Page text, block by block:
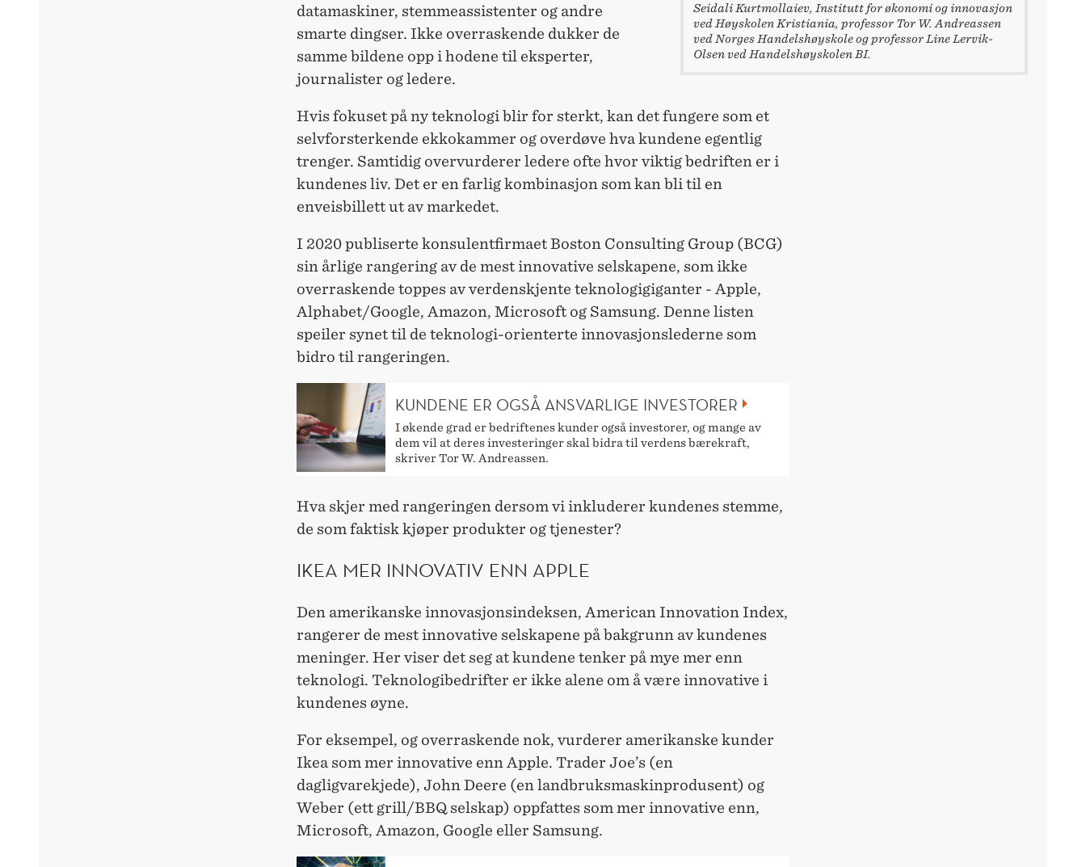
Seidali Kurtmollaiev, Institutt for økonomi og innovasjon
ved Høyskolen Kristiania, professor Tor W. Andreassen
ved Norges Handelshøyskole og professor Line Lervik-
Olsen ved Handelshøyskolen BI.
datamaskiner, stemmeassistenter og andre
smarte dingser. Ikke overraskende dukker de
samme bildene opp i hodene til eksperter,
journalister og ledere.
Hvis fokuset på ny teknologi blir for sterkt, kan det fungere som et
selvforsterkende ekkokammer og overdøve hva kundene egentlig
trenger. Samtidig overvurderer ledere ofte hvor viktig bedriften er i
kundenes liv. Det er en farlig kombinasjon som kan bli til en
enveisbillett ut av markedet.
I 2020 publiserte konsulentfirmaet Boston Consulting Group (BCG)
sin årlige rangering av de mest innovative selskapene, som ikke
overraskende toppes av verdenskjente teknologigiganter - Apple,
Alphabet/Google, Amazon, Microsoft og Samsung. Denne listen
speiler synet til de teknologi-orienterte innovasjonslederne som
bidro til rangeringen.
KUNDENE ER OGSÅ ANSVARLIGE INVESTORER
I økende grad er bedriftenes kunder også investorer, og mange av
dem vil at deres investeringer skal bidra til verdens bærekraft,
skriver Tor W. Andreassen.
Hva skjer med rangeringen dersom vi inkluderer kundenes stemme,
de som faktisk kjøper produkter og tjenester?
IKEA MER INNOVATIV ENN APPLE
Den amerikanske innovasjonsindeksen, American Innovation Index,
rangerer de mest innovative selskapene på bakgrunn av kundenes
meninger. Her viser det seg at kundene tenker på mye mer enn
teknologi. Teknologibedrifter er ikke alene om å være innovative i
kundenes øyne.
For eksempel, og overraskende nok, vurderer amerikanske kunder
Ikea som mer innovative enn Apple. Trader Joe’s (en
dagligvarekjede), John Deere (en landbruksmaskinprodusent) og
Weber (ett grill/BBQ selskap) oppfattes som mer innovative enn,
Microsoft, Amazon, Google eller Samsung.